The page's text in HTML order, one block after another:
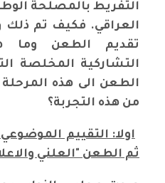
التفريط بالمصلحة
العراقي. فكيف تم
تقديم الطعن وما
التشاركية المخلصة
الطعن الى هذه
من هذه التجربة؟
اولا: التقييم
ثم الطعن "العلني